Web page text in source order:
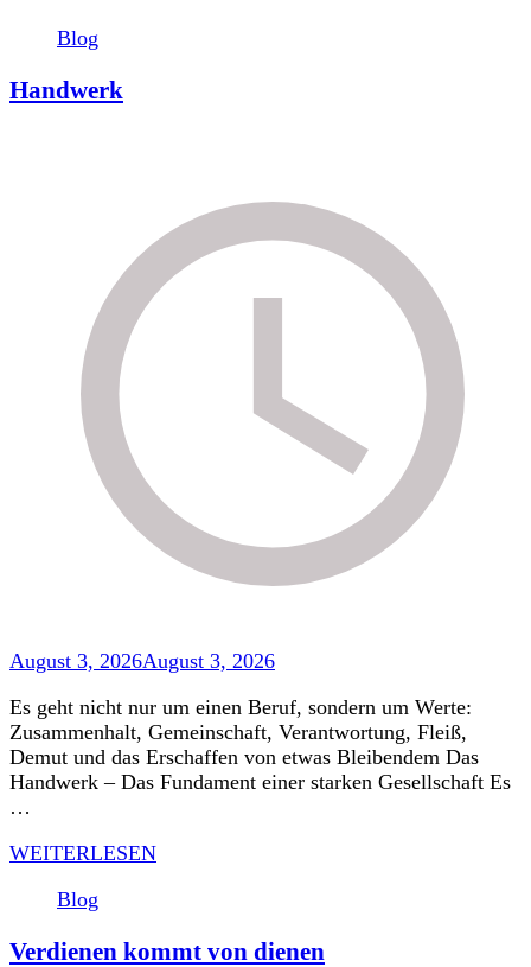
Blog
Handwerk
August 3, 2026August 3, 2026
Es geht nicht nur um einen Beruf, sondern um Werte:
Zusammenhalt, Gemeinschaft, Verantwortung, Fleiß,
Demut und das Erschaffen von etwas Bleibendem Das
Handwerk – Das Fundament einer starken Gesellschaft Es
…
WEITERLESEN
Blog
Verdienen kommt von dienen